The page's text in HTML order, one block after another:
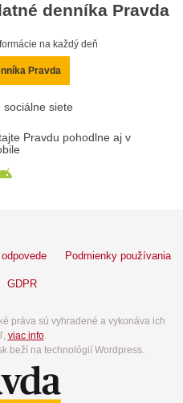
denníka Pravda
na každý deň
Pravda
sociálne siete
Pravdu pohodlne aj v
Podmienky používania
GDPR
práva sú vyhradené a vykonáva ich
viac info.
beží na technológií Wordpress.